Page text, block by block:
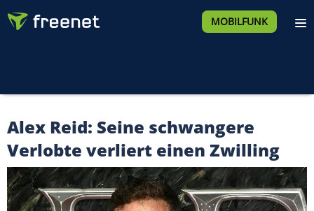
MOBILFUNK
Alex Reid: Seine schwangere
Verlobte verliert einen Zwilling